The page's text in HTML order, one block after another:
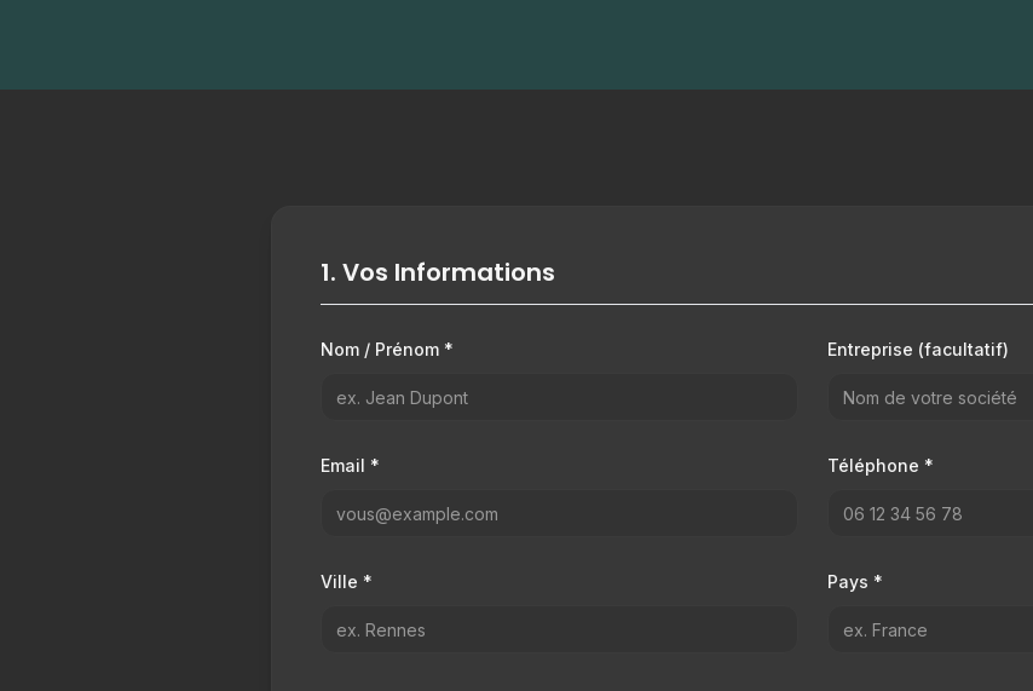
1. Vos Informations
Nom / Prénom * Entreprise (facultatif)
Email * Téléphone *
Ville * Pays *